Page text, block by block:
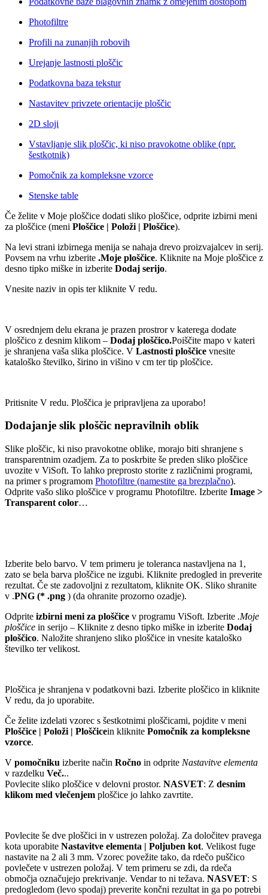
Photofiltre
Profili na zunanjih robovih
Urejanje lastnosti ploščic
Podatkovna baza tekstur
Nastavitev privzete orientacije ploščic
2D sloji
Vstavljanje slik ploščic, ki niso pravokotne oblike (npr.
šestkotnik)
Pomočnik za kompleksne vzorce
Stenske table
Če želite v Moje ploščice dodati sliko ploščice, odprite izbirni meni
za ploščice (meni Ploščice | Položi | Ploščice).
Na levi strani izbirnega menija se nahaja drevo proizvajalcev in serij.
Povsem na vrhu izberite .Moje ploščice. Kliknite na Moje ploščice z
desno tipko miške in izberite Dodaj serijo.
Vnesite naziv in opis ter kliknite V redu.
V osrednjem delu ekrana je prazen prostror v katerega dodate
ploščico z desnim klikom – Dodaj ploščico.Poiščite mapo v kateri
je shranjena vaša slika ploščice. V Lastnosti ploščice vnesite
kataloško številko, širino in višino v cm ter tip ploščice.
Pritisnite V redu. Ploščica je pripravljena za uporabo!
Dodajanje slik ploščic nepravilnih oblik
Slike ploščic, ki niso pravokotne oblike, morajo biti shranjene s
transparentnim ozadjem. Za to poskrbite še preden sliko ploščice
uvozite v ViSoft. To lahko preprosto storite z različnimi programi,
na primer s programom Photofiltre (namestite ga brezplačno).
Odprite vašo sliko ploščice v programu Photofiltre. Izberite Image >
Transparent color…
Izberite belo barvo. V tem primeru je toleranca nastavljena na 1,
zato se bela barva ploščice ne izgubi. Kliknite predogled in preverite
rezultat. Če ste zadovoljni z rezultatom, kliknite OK. Sliko shranite
v .PNG (* .png ) (da ohranite prozorno ozadje).
Odprite izbirni meni za ploščice v programu ViSoft. Izberite .Moje
ploščice in serijo – Kliknite z desno tipko miške in izberite Dodaj
ploščico. Naložite shranjeno sliko ploščice in vnesite kataloško
številko ter velikost.
Ploščica je shranjena v podatkovni bazi. Izberite ploščico in kliknite
V redu, da jo uporabite.
Če želite izdelati vzorec s šestkotnimi ploščicami, pojdite v meni
Ploščice | Položi | Ploščicein kliknite Pomočnik za kompleksne
vzorce.
V pomočniku izberite način Ročno in odprite Nastavitve elementa
v razdelku Več...
Povlecite sliko ploščice v delovni prostor. NASVET: Z desnim
klikom med vlečenjem ploščice jo lahko zavrtite.
Povlecite še dve ploščici in v ustrezen položaj. Za določitev pravega
kota uporabite Nastavitve elementa | Poljuben kot. Velikost fuge
nastavite na 2 ali 3 mm. Vzorec povežite tako, da rdečo puščico
povlečete v ustrezen položaj. V tem primeru se zdi, da rdeča
območja označujejo prekrivanje. Vendar to ni težava. NASVET: S
predogledom (levo spodaj) preverite končni rezultat in ga po potrebi